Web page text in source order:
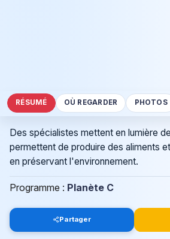
RÉSUMÉ OÙ REGARDER PHOTOS
Des spécialistes mettent en lumière
permettent de produire des aliments
en préservant l'environnement.
Programme : Planète C
Partager